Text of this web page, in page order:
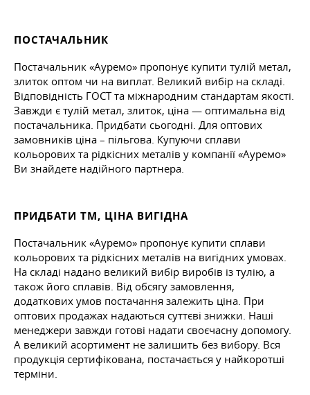
ПОСТАЧАЛЬНИК
Постачальник «Ауремо» пропонує купити тулій метал,
злиток оптом чи на виплат. Великий вибір на складі.
Відповідність ГОСТ та міжнародним стандартам якості.
Завжди є тулій метал, злиток, ціна — оптимальна від
постачальника. Придбати сьогодні. Для оптових
замовників ціна – пільгова. Купуючи сплави
кольорових та рідкісних металів у компанії «Ауремо»
Ви знайдете надійного партнера.
ПРИДБАТИ TM, ЦІНА ВИГІДНА
Постачальник «Ауремо» пропонує купити сплави
кольорових та рідкісних металів на вигідних умовах.
На складі надано великий вибір виробів із тулію, а
також його сплавів. Від обсягу замовлення,
додаткових умов постачання залежить ціна. При
оптових продажах надаються суттєві знижки. Наші
менеджери завжди готові надати своєчасну допомогу.
А великий асортимент не залишить без вибору. Вся
продукція сертифікована, постачається у найкоротші
терміни.